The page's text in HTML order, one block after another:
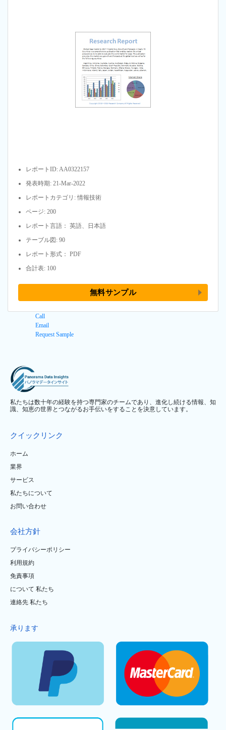
レポートID: AA0322157
発表時期: 21-Mar-2022
レポートカテゴリ: 情報技術
ページ: 200
レポート言語： 英語、日本語
テーブル図: 90
レポート形式： PDF
合計表: 100
無料サンプル
Call
Email
Request Sample
私たちは数十年の経験を持つ専門家のチームであり、進化し続ける情報、知
識、知恵の世界とつながるお手伝いをすることを決意しています。
クイックリンク
ホーム
業界
サービス
私たちについて
お問い合わせ
会社方針
プライバシーポリシー
利用規約
免責事項
について 私たち
連絡先 私たち
承ります